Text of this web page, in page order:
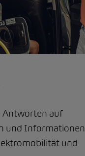
Antworten auf
und Informationen
und